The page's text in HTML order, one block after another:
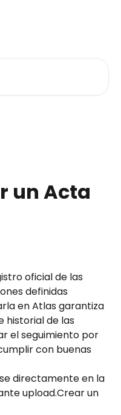
un Acta
oficial de las
definidas
en Atlas garantiza
historial de las
el seguimiento por
con buenas
directamente en la
upload.Crear un